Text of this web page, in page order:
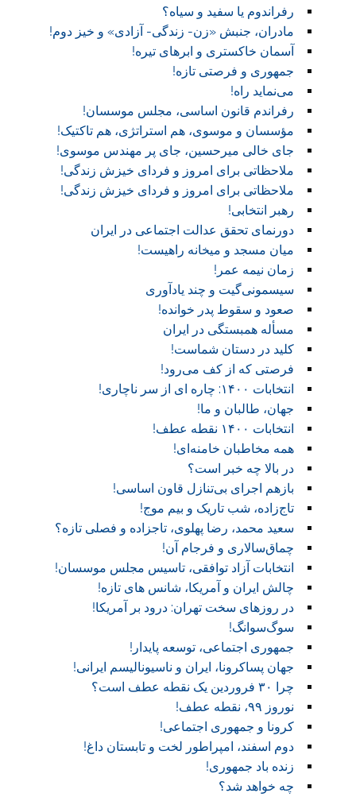
رفراندوم یا سفید و سیاه؟
مادران، جنبش «زن- زندگی- آزادی» و خیز دوم!
آسمان خاکستری و ابر‌های تیره!
جمهوری و فرصتی تازه!
می‌نماید راه!
رفراندم قانون اساسی، مجلس موسسان!
مؤسسان و موسوی، هم استراتژی، هم تاکتیک!
جای خالی میرحسین، جای پر مهندس موسوی!
ملاحظاتی برای امروز و فردای خیزش زندگی!
ملاحظاتی برای امروز و فردای خیزش زندگی!
رهبر انتخابی!
دورنمای تحقق عدالت اجتماعی در ایران
میان مسجد و میخانه راهیست!‏
زمان نیمه عمر!‏
سیسمونی‌گیت و چند یادآوری
صعود و سقوط پدر خوانده!‏
مسأله همبستگی در ایران
کلید در دستان شماست!‏
فرصتی که از کف می‌رود!
انتخابات ۱۴۰۰: چاره ای از سر ناچاری!
جهان، طالبان و ما!
انتخابات ۱۴۰۰ نقطه عطف!‏
همه مخاطبان خامنه‌ای!
در بالا چه خبر است؟‎ ‎
بازهم اجرای بی‌تنازل قاون اساسی!
تاج‌زاده، شب تاریک و بیم موج!
سعید محمد، رضا پهلوی، تاجزاده و فصلی تازه؟
چماق‌سالاری و فرجام آن!‏
انتخابات آزاد توافقی، تاسیس مجلس موسسان!‏
چالش ایران و آمریکا، شانس های تازه!
در روز‌های سخت تهران: درود بر آمریکا!
سوگ‌‌سوانگ!‏
جمهوری اجتماعی، توسعه پایدار!
جهان پساکرونا، ایران و ناسیونالیسم ایرانی!
چرا ۳۰ فروردین یک نقطه عطف است؟
نوروز ۹۹، نقطه عطف!‏
کرونا و جمهوری اجتماعی!‏
دوم اسفند، امپراطور لخت و تابستان داغ!
زنده باد جمهوری!
چه خواهد شد؟